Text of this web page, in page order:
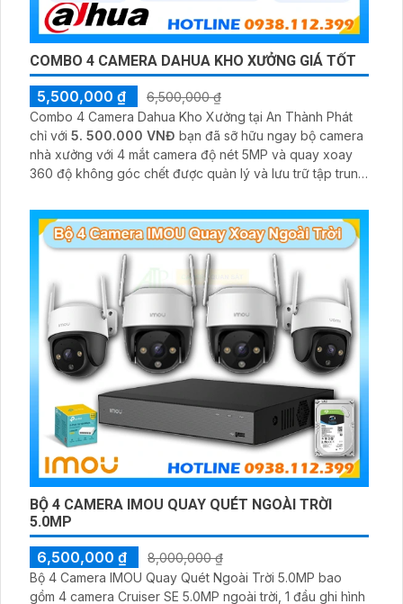
COMBO 4 CAMERA DAHUA KHO XƯỞNG GIÁ TỐT
5,500,000 ₫
6,500,000 ₫
Combo 4 Camera Dahua Kho Xưởng tại An Thành Phát
chỉ với 5. 500.000 VNĐ bạn đã sỡ hữu ngay bộ camera
nhà xưởng với 4 mắt camera độ nét 5MP và quay xoay
360 độ không góc chết được quản lý và lưu trữ tập trung
BỘ 4 CAMERA IMOU QUAY QUÉT NGOÀI TRỜI
5.0MP
6,500,000 ₫
8,000,000 ₫
Bộ 4 Camera IMOU Quay Quét Ngoài Trời 5.0MP bao
gồm 4 camera Cruiser SE 5.0MP ngoài trời, 1 đầu ghi hình